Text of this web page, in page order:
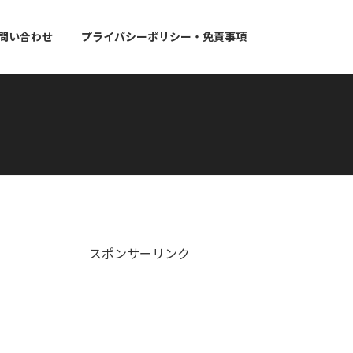
い合わせ プライバシーポリシー・免責事項
スポンサーリンク